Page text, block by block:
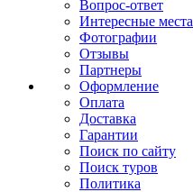
Вопрос-ответ
Интересные места
Фотографии
Отзывы
Партнеры
Оформление
Оплата
Доставка
Гарантии
Поиск по сайту
Поиск туров
Политика